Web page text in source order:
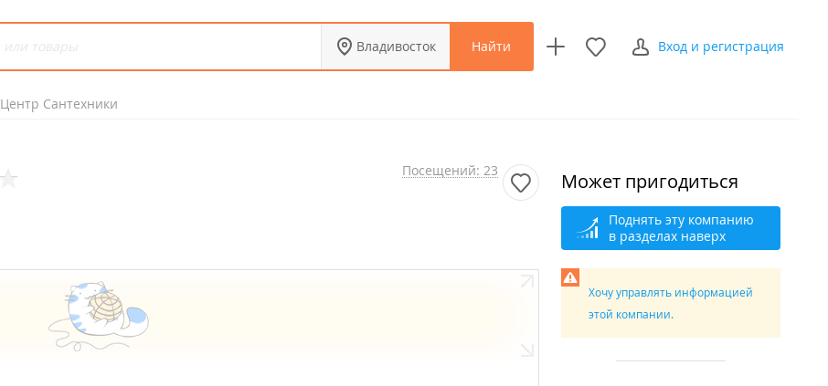
Владивосток Найти Вход и регистрация
Центр Сантехники
Посещений: 23 Может пригодиться
Поднять эту компанию
в разделах наверх
Хочу управлять информацией
этой компании.